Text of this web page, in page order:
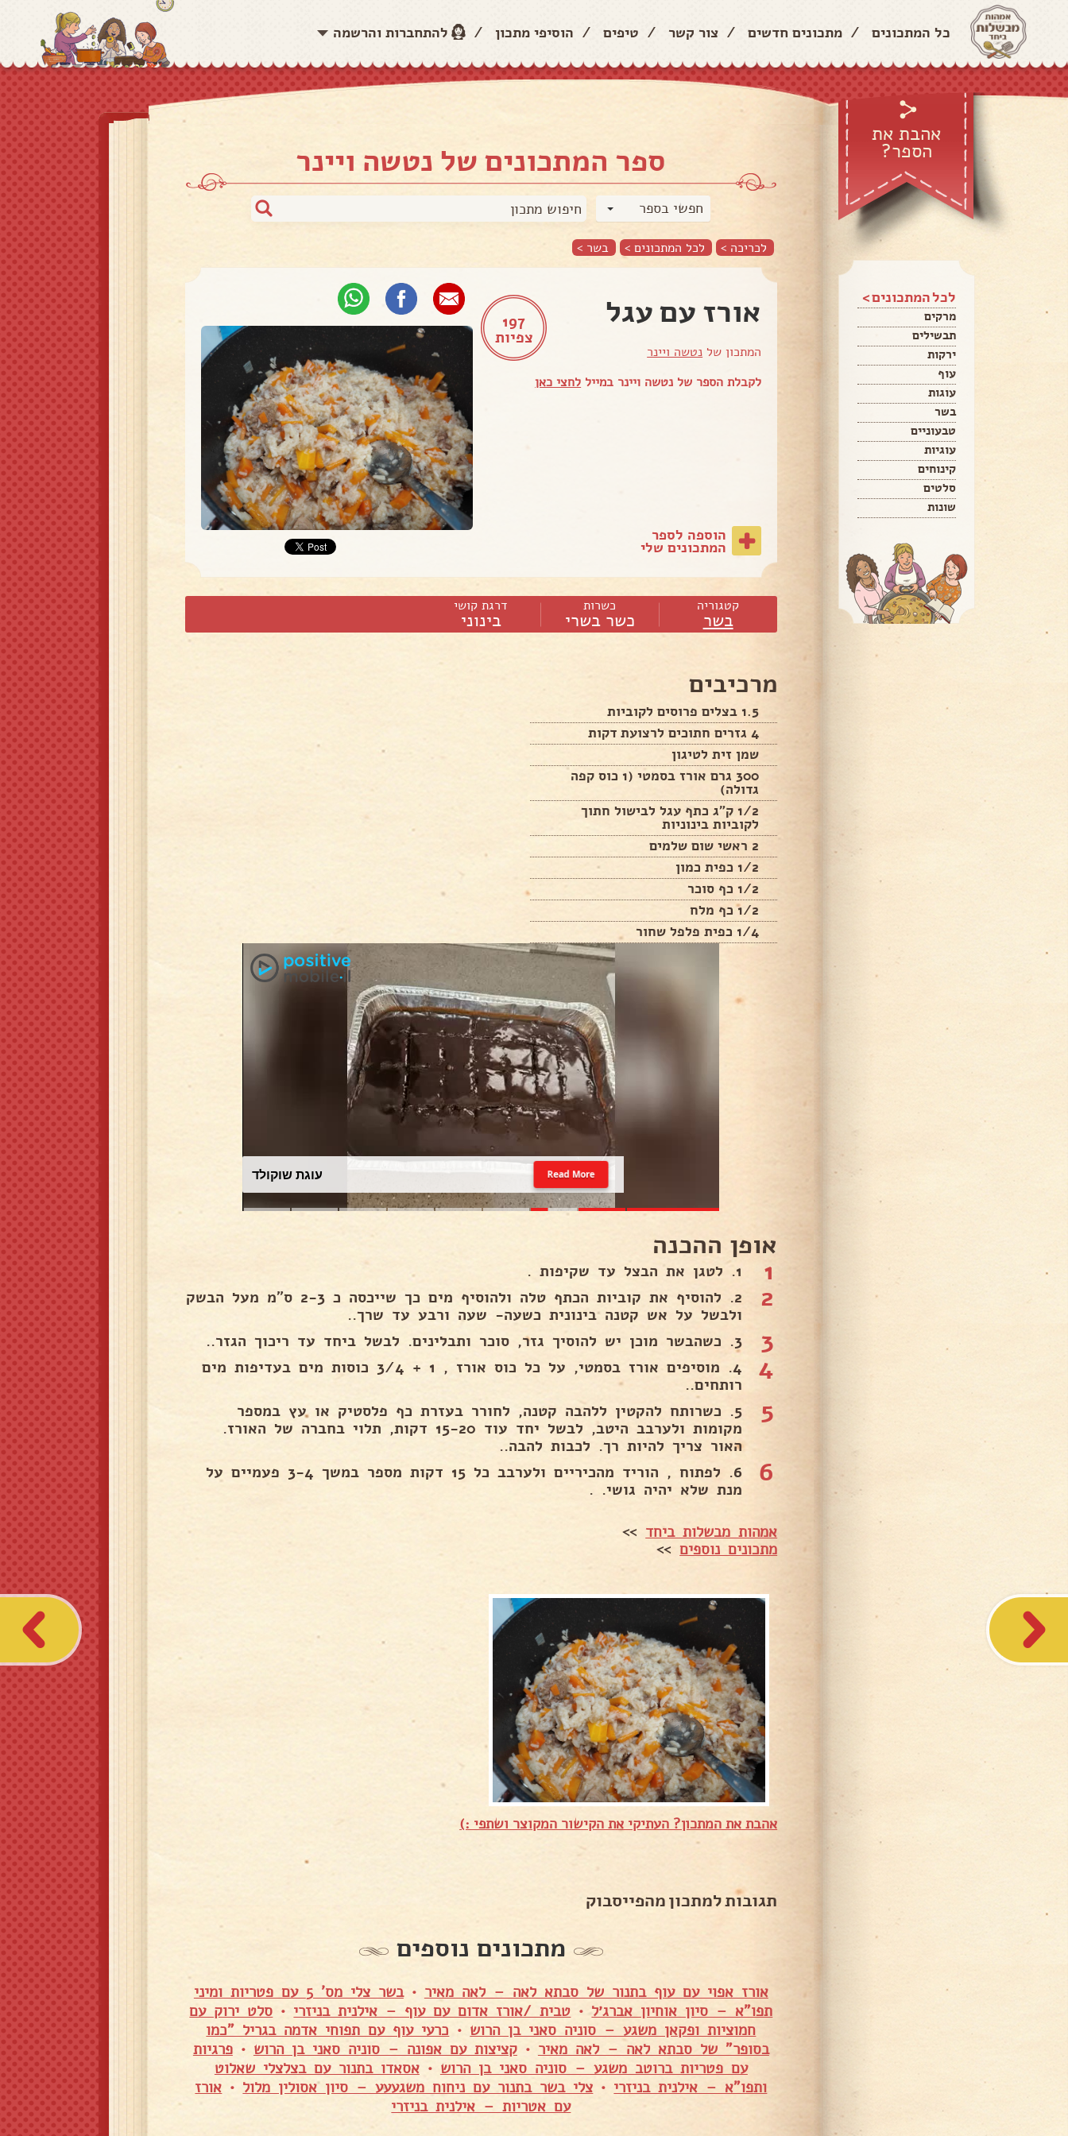
כל המתכונים / מתכונים חדשים / צור קשר / טיפים / הוסיפי מתכון / להתחברות והרשמה
אהבת את
הספר?
לכל המתכונים >
מרקים
תבשילים
ירקות
עוף
עוגות
בשר
טבעוניים
עוגיות
קינוחים
סלטים
שונות
ספר המתכונים של נטשה ויינר
חפשי בספר
לכריכה > לכל המתכונים > בשר >
197
צפיות
אורז עם עגל
המתכון של נטשה ויינר
לקבלת הספר של נטשה ויינר במייל לחצי כאן
הוספה לספר
המתכונים שלי
קטגוריה
בשר
כשרות
כשר בשרי
דרגת קושי
בינוני
מרכיבים
1.5 בצלים פרוסים לקוביות
4 גזרים חתוכים לרצועת דקות
שמן זית לטיגון
300 גרם אורז בסמטי (1 כוס קפה
גדולה)
1/2 ק"ג כתף עגל לבישול חתוך
לקוביות בינוניות
2 ראשי שום שלמים
1/2 כפית כמון
1/2 כף סוכר
1/2 כף מלח
1/4 כפית פלפל שחור
עוגת שוקולד Read More
אופן ההכנה
1 1. לטגן את הבצל עד שקיפות .
2
2. להוסיף את קוביות הכתף טלה ולהוסיף מים כך שייכסה כ 2-3 ס"מ מעל הבשק
ולבשל על אש קטנה בינונית כשעה- שעה ורבע עד שרך..
3 3. כשהבשר מוכן יש להוסיך גזר, סוכר ותבלינים. לבשל ביחד עד ריכוך הגזר..
4
4. מוסיפים אורז בסמטי, על כל כוס אורז , 1 + 3/4 כוסות מים בעדיפות מים
רותחים..
5
5. כשרותח להקטין ללהבה קטנה, לחורר בעזרת כף פלסטיק או עץ במספר
מקומות ולערבב היטב, לבשל יחד עוד 15-20 דקות, תלוי בחברה של האורז.
האור צריך להיות רך. לכבות להבה..
6
6. לפתוח , הוריד מהכיריים ולערבב כל 15 דקות מספר במשך 3-4 פעמיים על
מנת שלא יהיה גושי. .
אמהות מבשלות ביחד >>
מתכונים נוספים>>
אהבת את המתכון? העתיקי את הקישור המקוצר ושתפי :)
תגובות למתכון מהפייסבוק
מתכונים נוספים
אורז אפוי עם עוף בתנור של סבתא לאה – לאה מאיר •
בשר צלי מס' 5 עם פטריות ומיני
תפו"א – סיון אוחיון אברג׳ל • טבית /אורז אדום עם עוף – אילנית בניזרי • סלט ירוק עם
חמוציות ופקאן משגע – סוניה סאני בן הרוש • כרעי עוף עם תפוחי אדמה בגריל "כמו
בסופר" של סבתא לאה – לאה מאיר •קציצות עם אפונה – סוניה סאני בן הרוש •פרגיות
עם פטריות ברוטב משגע – סוניה סאני בן הרוש •אסאדו בתנור עם בצלצלי שאלוט
ותפו"א – אילנית בניזרי • צלי בשר בתנור עם ניחוח משגעעע – סיון אסולין מלול • אורז
עם אטריות – אילנית בניזרי